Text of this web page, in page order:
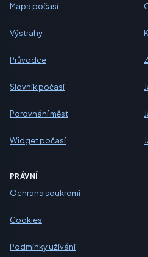
Mapa počasí
Výstrahy
Průvodce
Slovník počasí
Porovnání měst
Widget počasí
PRÁVNÍ
Ochrana soukromí
Cookies
Podmínky užívání